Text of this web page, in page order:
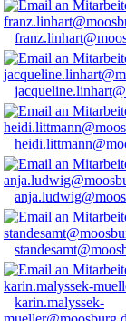
karin.malyssek-